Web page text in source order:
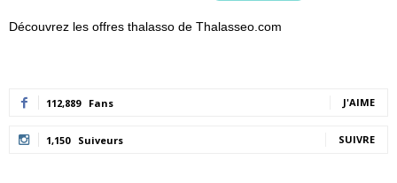
Découvrez les offres thalasso de Thalasseo.com
112,889 Fans J'AIME
1,150 Suiveurs SUIVRE